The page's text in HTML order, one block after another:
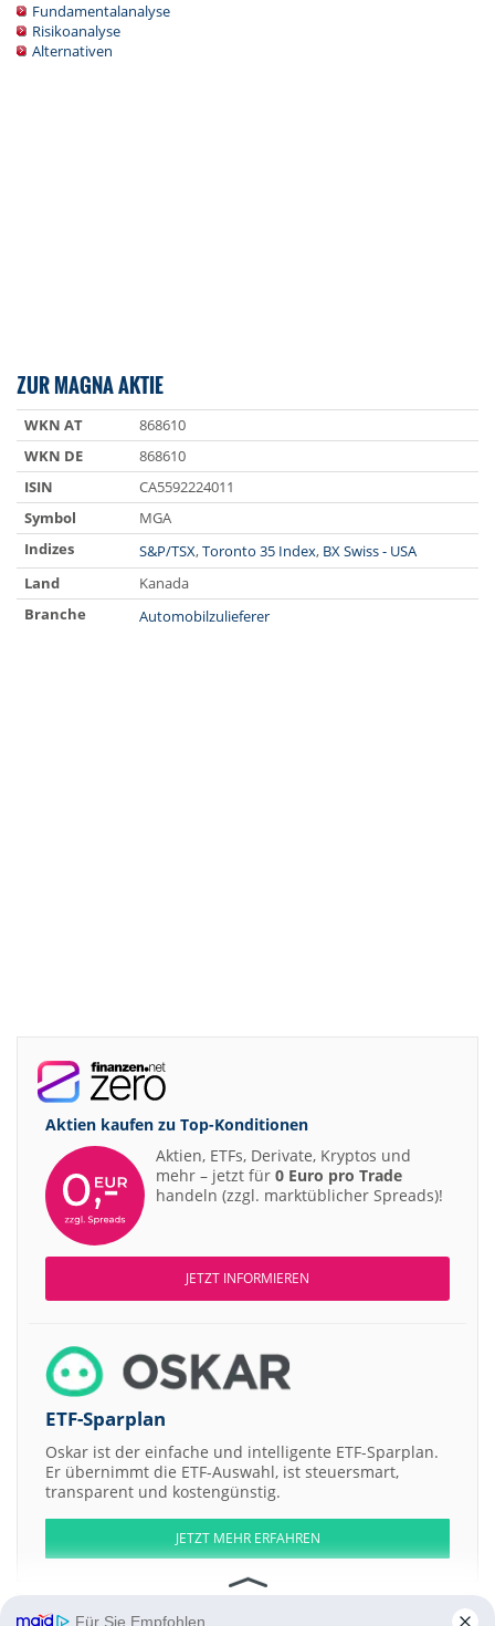
Fundamentalanalyse
Risikoanalyse
Alternativen
ZUR MAGNA AKTIE
WKN AT
868610
WKN DE
868610
ISIN
CA5592224011
Symbol
MGA
Indizes
S&P/TSX,Toronto 35 Index, BX Swiss - USA
Land
Kanada
Branche
Automobilzulieferer
Aktien kaufen zu Top-Konditionen
Aktien, ETFs, Derivate, Kryptos und
mehr – jetzt für 0 Euro pro Trade
handeln (zzgl. marktüblicher Spreads)!
JETZT INFORMIEREN
ETF-Sparplan
Oskar ist der einfache und intelligente ETF-Sparplan.
Er übernimmt die ETF-Auswahl, ist steuersmart,
transparent und kostengünstig.
JETZT MEHR ERFAHREN
Für Sie Empfohlen